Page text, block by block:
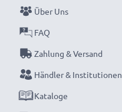
Über Uns
FAQ
Zahlung & Versand
Händler & Institutionen
Kataloge